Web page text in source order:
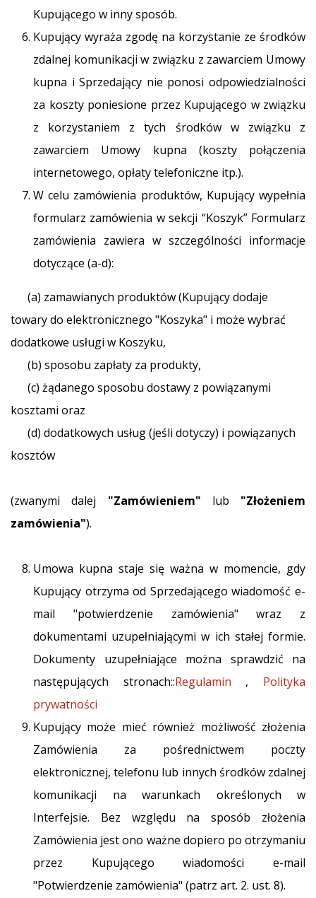
Kupującego w inny sposób.
Kupujący wyraża zgodę na korzystanie ze środków
zdalnej komunikacji w związku z zawarciem Umowy
kupna i Sprzedający nie ponosi odpowiedzialności
za koszty poniesione przez Kupującego w związku
z korzystaniem z tych środków w związku z
zawarciem Umowy kupna (koszty połączenia
internetowego, opłaty telefoniczne itp.).
W celu zamówienia produktów, Kupujący wypełnia
formularz zamówienia w sekcji “Koszyk” Formularz
zamówienia zawiera w szczególności informacje
dotyczące (a-d):
(a) zamawianych produktów (Kupujący dodaje
towary do elektronicznego "Koszyka" i może wybrać
dodatkowe usługi w Koszyku,
(b) sposobu zapłaty za produkty,
(c) żądanego sposobu dostawy z powiązanymi
kosztami oraz
(d) dodatkowych usług (jeśli dotyczy) i powiązanych
kosztów
(zwanymi dalej "Zamówieniem" lub "Złożeniem
zamówienia").
Umowa kupna staje się ważna w momencie, gdy
Kupujący otrzyma od Sprzedającego wiadomość e-
mail "potwierdzenie zamówienia" wraz z
dokumentami uzupełniającymi w ich stałej formie.
Dokumenty uzupełniające można sprawdzić na
następujących stronach::Regulamin , Polityka
prywatności
Kupujący może mieć również możliwość złożenia
Zamówienia za pośrednictwem poczty
elektronicznej, telefonu lub innych środków zdalnej
komunikacji na warunkach określonych w
Interfejsie. Bez względu na sposób złożenia
Zamówienia jest ono ważne dopiero po otrzymaniu
przez Kupującego wiadomości e-mail
"Potwierdzenie zamówienia" (patrz art. 2. ust. 8).